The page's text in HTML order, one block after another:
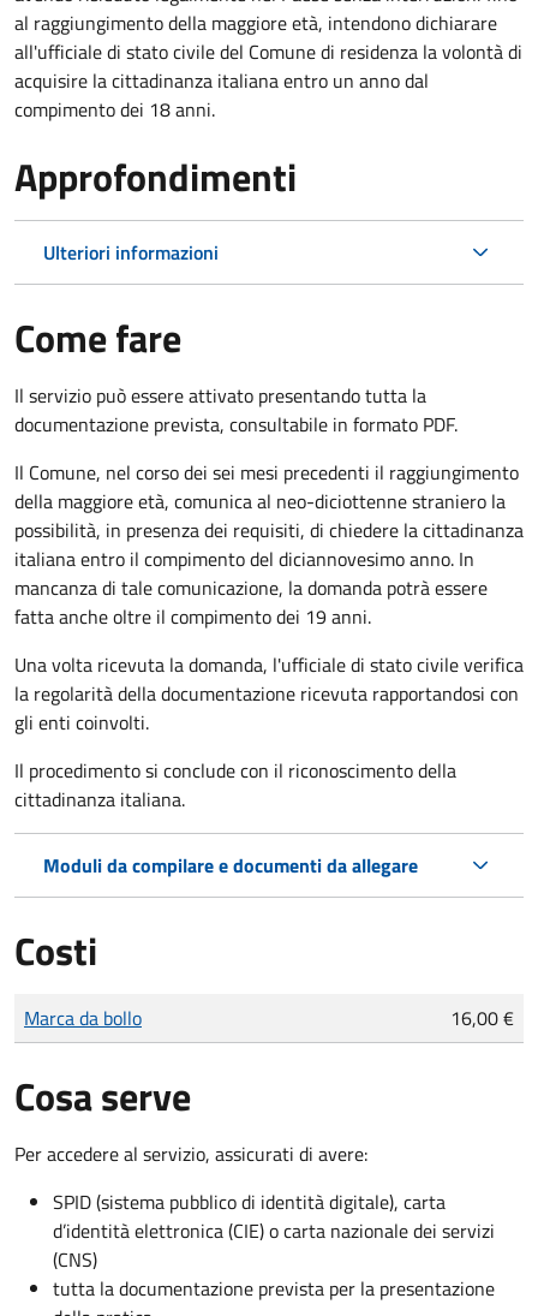
al raggiungimento della maggiore età, intendono dichiarare
all'ufficiale di stato civile del Comune di residenza la volontà di
acquisire la cittadinanza italiana entro un anno dal
compimento dei 18 anni.
Approfondimenti
Ulteriori informazioni
Come fare
Il servizio può essere attivato presentando tutta la
documentazione prevista, consultabile in formato PDF.
Il Comune, nel corso dei sei mesi precedenti il raggiungimento
della maggiore età, comunica al neo-diciottenne straniero la
possibilità, in presenza dei requisiti, di chiedere la cittadinanza
italiana entro il compimento del diciannovesimo anno. In
mancanza di tale comunicazione, la domanda potrà essere
fatta anche oltre il compimento dei 19 anni.
Una volta ricevuta la domanda, l'ufficiale di stato civile verifica
la regolarità della documentazione ricevuta rapportandosi con
gli enti coinvolti.
Il procedimento si conclude con il riconoscimento della
cittadinanza italiana.
Moduli da compilare e documenti da allegare
Costi
Tipo di pagamento
Importo
Marca da bollo 16,00 €
Cosa serve
Per accedere al servizio, assicurati di avere:
SPID (sistema pubblico di identità digitale), carta
d’identità elettronica (CIE) o carta nazionale dei servizi
(CNS)
tutta la documentazione prevista per la presentazione